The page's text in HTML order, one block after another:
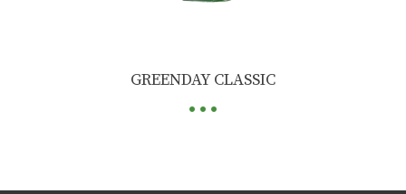
GREENDAY CLASSIC
...